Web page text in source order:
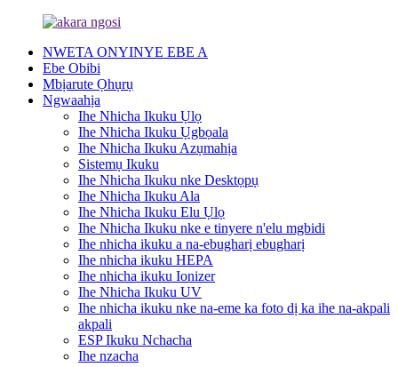
NWETA ONYINYE EBE A
Ebe Obibi
Mbịarute Ọhụrụ
Ngwaahịa
Ihe Nhicha Ikuku Ụlọ
Ihe Nhicha Ikuku Ụgbọala
Ihe Nhicha Ikuku Azụmahịa
Sistemụ Ikuku
Ihe Nhicha Ikuku nke Desktọpụ
Ihe Nhicha Ikuku Ala
Ihe Nhicha Ikuku Elu Ụlọ
Ihe Nhicha Ikuku nke e tinyere n'elu mgbidi
Ihe nhicha ikuku a na-ebugharị ebugharị
Ihe nhicha ikuku HEPA
Ihe nhicha ikuku Ionizer
Ihe Nhicha Ikuku UV
Ihe nhicha ikuku nke na-eme ka foto dị ka ihe na-akpali
akpali
ESP Ikuku Nchacha
Ihe nzacha